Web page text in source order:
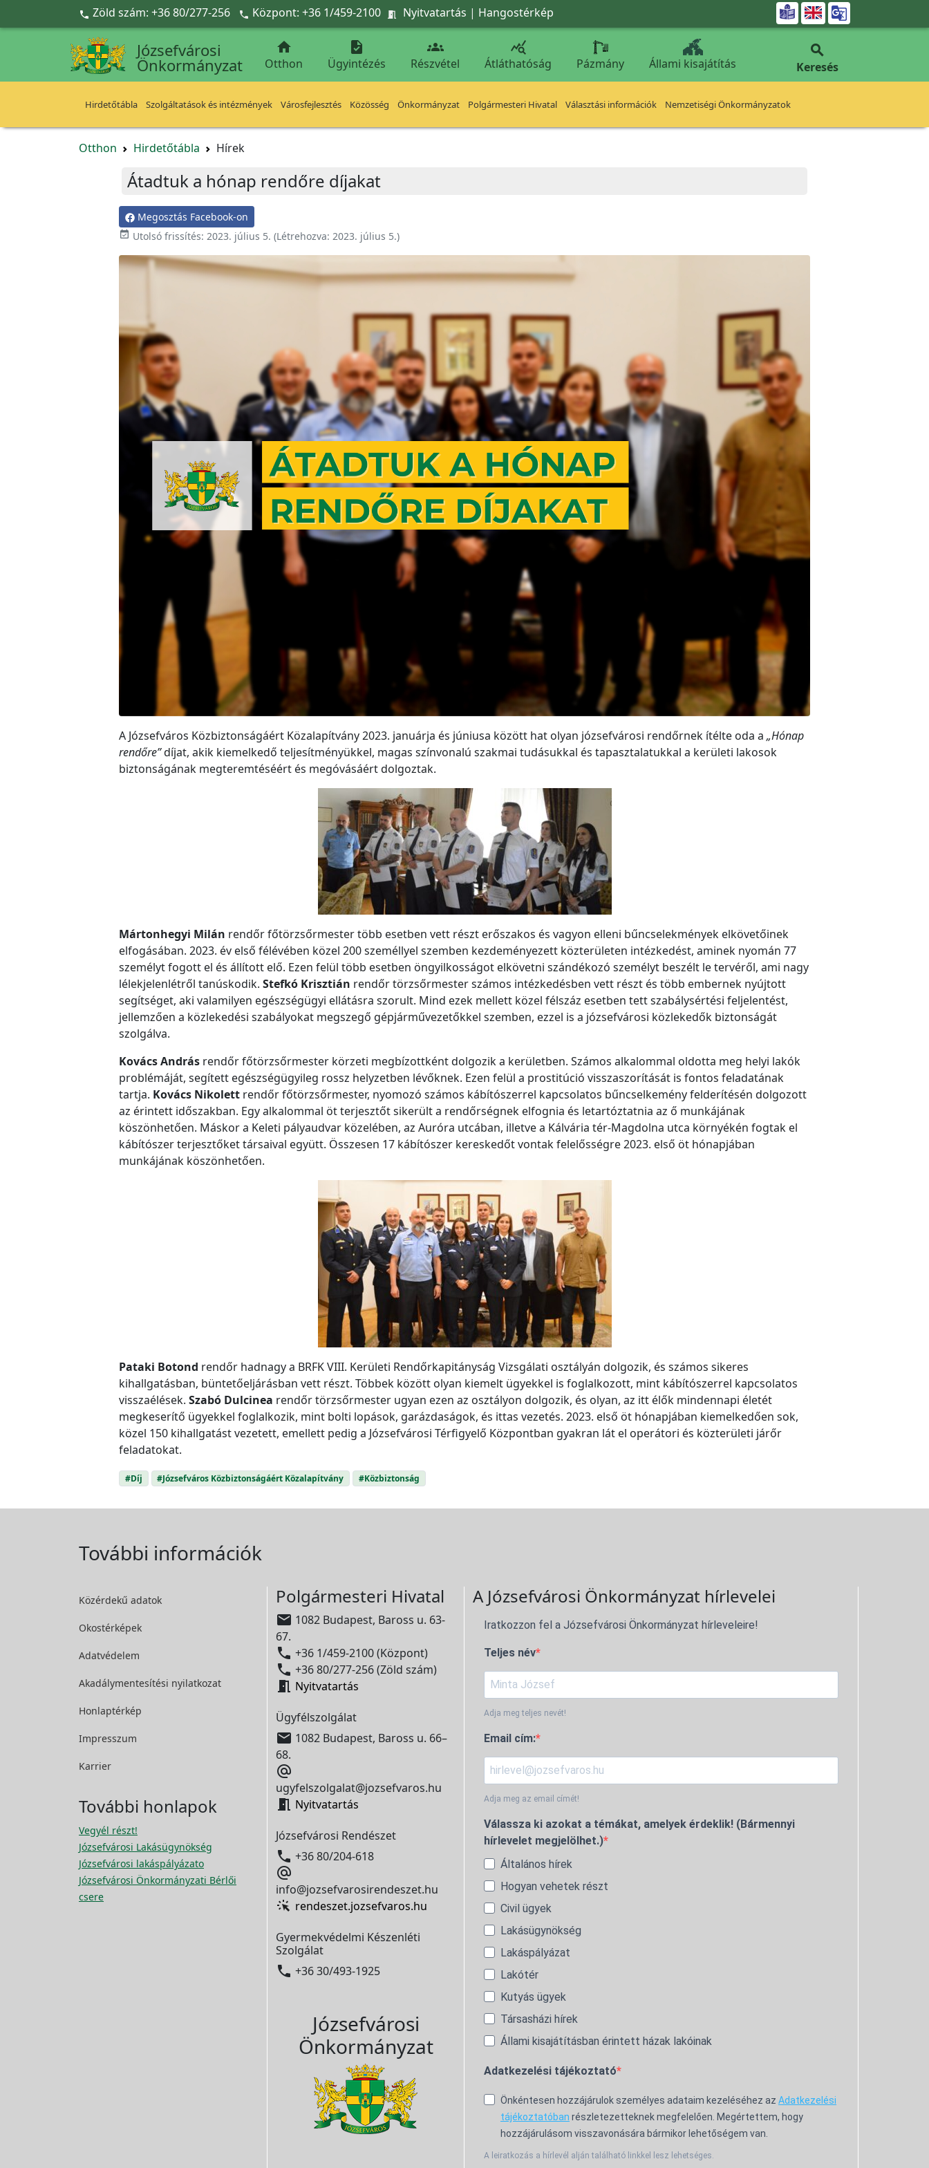
Ugrás a fő tartalomra
 Zöld szám: +36 80/277-256  Központ: +36 1/459-2100  Nyitvatartás | Hangostérkép 
Józsefvárosi
Önkormányzat

Otthon

Ügyintézés

Részvétel

Átláthatóság Pázmány Állami kisajátítás

Keresés
Hirdetőtábla Szolgáltatások és intézmények Városfejlesztés Közösség Önkormányzat Polgármesteri Hivatal Választási információk Nemzetiségi Önkormányzatok
Otthon Hirdetőtábla Hírek
Átadtuk a hónap rendőre díjakat
Megosztás Facebook-on
 Utolsó frissítés: 2023. július 5. (Létrehozva: 2023. július 5.)
A Józsefváros Közbiztonságáért Közalapítvány 2023. januárja és júniusa között hat olyan józsefvárosi rendőrnek ítélte oda a „Hónap
rendőre”díjat, akik kiemelkedő teljesítményükkel, magas színvonalú szakmai tudásukkal és tapasztalatukkal a kerületi lakosok
biztonságának megteremtéséért és megóvásáért dolgoztak.
Mártonhegyi Milán rendőr főtörzsőrmester több esetben vett részt erőszakos és vagyon elleni bűncselekmények elkövetőinek
elfogásában. 2023. év első félévében közel 200 személlyel szemben kezdeményezett közterületen intézkedést, aminek nyomán 77
személyt fogott el és állított elő. Ezen felül több esetben öngyilkosságot elkövetni szándékozó személyt beszélt le tervéről, ami nagy
lélekjelenlétről tanúskodik. Stefkó Krisztián rendőr törzsőrmester számos intézkedésben vett részt és több embernek nyújtott
segítséget, aki valamilyen egészségügyi ellátásra szorult. Mind ezek mellett közel félszáz esetben tett szabálysértési feljelentést,
jellemzően a közlekedési szabályokat megszegő gépjárművezetőkkel szemben, ezzel is a józsefvárosi közlekedők biztonságát
szolgálva.
Kovács András rendőr főtörzsőrmester körzeti megbízottként dolgozik a kerületben. Számos alkalommal oldotta meg helyi lakók
problémáját, segített egészségügyileg rossz helyzetben lévőknek. Ezen felül a prostitúció visszaszorítását is fontos feladatának
tartja. Kovács Nikolett rendőr főtörzsőrmester, nyomozó számos kábítószerrel kapcsolatos bűncselkemény felderítésén dolgozott
az érintett időszakban. Egy alkalommal öt terjesztőt sikerült a rendőrségnek elfognia és letartóztatnia az ő munkájának
köszönhetően. Máskor a Keleti pályaudvar közelében, az Auróra utcában, illetve a Kálvária tér-Magdolna utca környékén fogtak el
kábítószer terjesztőket társaival együtt. Összesen 17 kábítószer kereskedőt vontak felelősségre 2023. első öt hónapjában
munkájának köszönhetően.
Pataki Botond rendőr hadnagy a BRFK VIII. Kerületi Rendőrkapitányság Vizsgálati osztályán dolgozik, és számos sikeres
kihallgatásban, büntetőeljárásban vett részt. Többek között olyan kiemelt ügyekkel is foglalkozott, mint kábítószerrel kapcsolatos
visszaélések. Szabó Dulcinea rendőr törzsőrmester ugyan ezen az osztályon dolgozik, és olyan, az itt élők mindennapi életét
megkeserítő ügyekkel foglalkozik, mint bolti lopások, garázdaságok, és ittas vezetés. 2023. első öt hónapjában kiemelkedően sok,
közel 150 kihallgatást vezetett, emellett pedig a Józsefvárosi Térfigyelő Központban gyakran lát el operátori és közterületi járőr
feladatokat.
#Díj #Józsefváros Közbiztonságáért Közalapítvány #Közbiztonság
További információk
Közérdekű adatok
Okostérképek
Adatvédelem
Akadálymentesítési nyilatkozat
Honlaptérkép
Impresszum
Karrier
További honlapok
Vegyél részt!
Józsefvárosi Lakásügynökség
Józsefvárosi lakáspályázato
Józsefvárosi Önkormányzati Bérlői
csere
Polgármesteri Hivatal
 1082 Budapest, Baross u. 63-
67.
 +36 1/459-2100 (Központ)
 +36 80/277-256 (Zöld szám)
 Nyitvatartás
Ügyfélszolgálat
 1082 Budapest, Baross u. 66–
68.

ugyfelszolgalat@jozsefvaros.hu
 Nyitvatartás
Józsefvárosi Rendészet
 +36 80/204-618

info@jozsefvarosirendeszet.hu
rendeszet.jozsefvaros.hu
Gyermekvédelmi Készenléti
Szolgálat
 +36 30/493-1925
Józsefvárosi
Önkormányzat
A Józsefvárosi Önkormányzat hírlevelei
Iratkozzon fel a Józsefvárosi Önkormányzat hírleveleire!
Teljes név
Adja meg teljes nevét!
Email cím:
Adja meg az email címét!
Válassza ki azokat a témákat, amelyek érdeklik! (Bármennyi
hírlevelet megjelölhet.)
Általános hírek
Hogyan vehetek részt
Civil ügyek
Lakásügynökség
Lakáspályázat
Lakótér
Kutyás ügyek
Társasházi hírek
Állami kisajátításban érintett házak lakóinak
Adatkezelési tájékoztató
Önkéntesen hozzájárulok személyes adataim kezeléséhez az Adatkezelési
tájékoztatóban részletezetteknek megfelelően. Megértettem, hogy
hozzájárulásom visszavonására bármikor lehetőségem van.
A leiratkozás a hírlevél alján található linkkel lesz lehetséges.